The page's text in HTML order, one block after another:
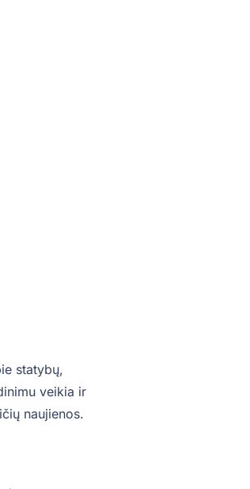
statybų,
veikia ir
naujienos.